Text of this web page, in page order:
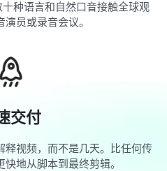
种语言和自然口音接触全球观
员或录音会议。
交付
释视频，而不是几天。比任何传
地从脚本到最终剪辑。